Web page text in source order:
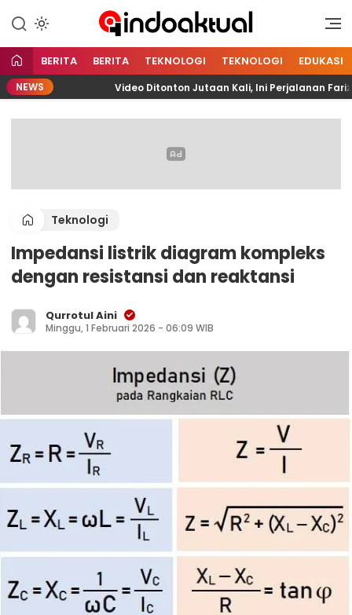
Indoaktual
Indonesia Aktual
BERITA BERITA TEKNOLOGI TEKNOLOGI EDUKASI
NEWS Video Ditonton Jutaan Kali, Ini Perjalanan Fariz
Teknologi
Impedansi listrik diagram kompleks
dengan resistansi dan reaktansi
Qurrotul Aini
Minggu, 1 Februari 2026 - 06:09 WIB